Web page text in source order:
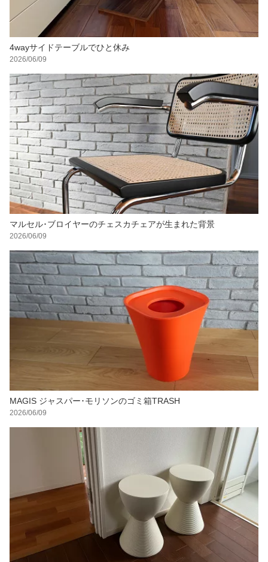
4wayサイドテーブルでひと休み
2026/06/09
マルセル･ブロイヤーのチェスカチェアが生まれた背景
2026/06/09
MAGIS ジャスパー･モリソンのゴミ箱TRASH
2026/06/09